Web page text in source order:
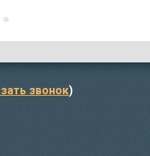
звонок)